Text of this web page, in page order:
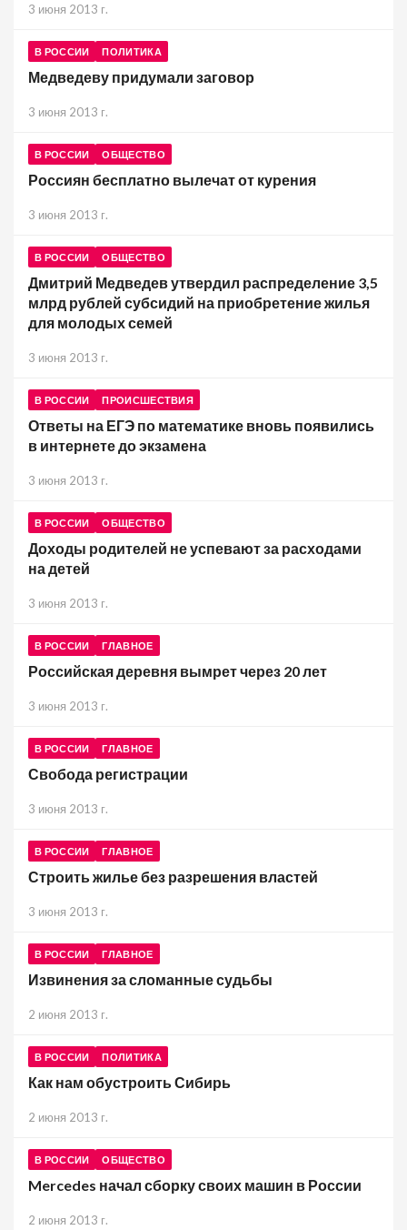
3 июня 2013 г.
В РОССИИ ПОЛИТИКА
Медведеву придумали заговор
3 июня 2013 г.
В РОССИИ ОБЩЕСТВО
Россиян бесплатно вылечат от курения
3 июня 2013 г.
В РОССИИ ОБЩЕСТВО
Дмитрий Медведев утвердил распределение 3,5
млрд рублей субсидий на приобретение жилья
для молодых семей
3 июня 2013 г.
В РОССИИ ПРОИСШЕСТВИЯ
Ответы на ЕГЭ по математике вновь появились
в интернете до экзамена
3 июня 2013 г.
В РОССИИ ОБЩЕСТВО
Доходы родителей не успевают за расходами
на детей
3 июня 2013 г.
В РОССИИ ГЛАВНОЕ
Российская деревня вымрет через 20 лет
3 июня 2013 г.
В РОССИИ ГЛАВНОЕ
Свобода регистрации
3 июня 2013 г.
В РОССИИ ГЛАВНОЕ
Строить жилье без разрешения властей
3 июня 2013 г.
В РОССИИ ГЛАВНОЕ
Извинения за сломанные судьбы
2 июня 2013 г.
В РОССИИ ПОЛИТИКА
Как нам обустроить Сибирь
2 июня 2013 г.
В РОССИИ ОБЩЕСТВО
Mercedes начал сборку своих машин в России
2 июня 2013 г.